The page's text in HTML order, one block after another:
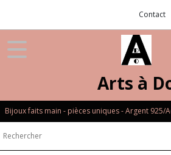
Contact
Arts à
Bijoux faits main - pièces uniques - Argent 925/